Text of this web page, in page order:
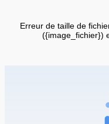
Erreur de taille de
({image_fichier})